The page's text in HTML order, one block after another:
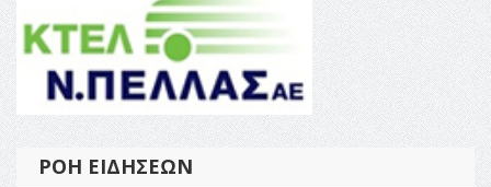
ΡΟΉ ΕΙΔΉΣΕΩΝ